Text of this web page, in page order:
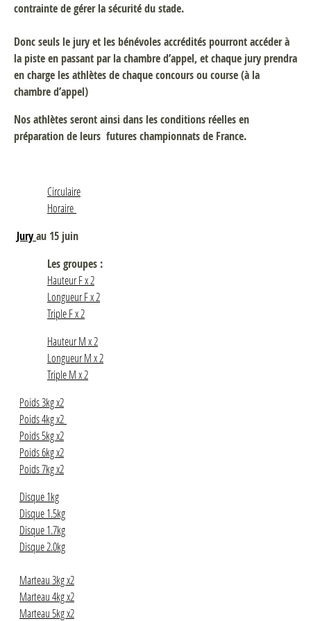
contrainte de gérer la sécurité du stade.
Donc seuls le jury et les bénévoles accrédités pourront accéder à
la piste en passant par la chambre d’appel, et chaque jury prendra
en charge les athlètes de chaque concours ou course (à la
chambre d’appel)
Nos athlètes seront ainsi dans les conditions réelles en
préparation de leurs futures championnats de France.
Circulaire
Horaire
Juryau 15 juin
Les groupes :
Hauteur F x 2
Longueur F x 2
Triple F x 2
Hauteur M x 2
Longueur M x 2
Triple M x 2
Poids 3kg x2
Poids 4kg x2
Poids 5kg x2
Poids 6kg x2
Poids 7kg x2
Disque 1kg
Disque 1.5kg
Disque 1.7kg
Disque 2.0kg
Marteau 3kg x2
Marteau 4kg x2
Marteau 5kg x2